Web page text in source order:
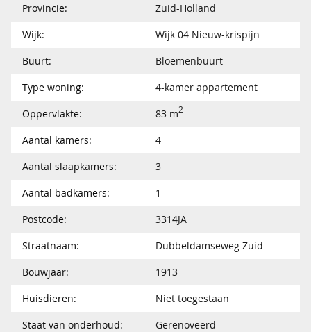
Provincie:
Zuid-Holland
Wijk:
Wijk 04 Nieuw-krispijn
Buurt:
Bloemenbuurt
Type woning:
4-kamer appartement
Oppervlakte:
83 m2
Aantal kamers:
4
Aantal slaapkamers:
3
Aantal badkamers:
1
Postcode:
3314JA
Straatnaam:
Dubbeldamseweg Zuid
Bouwjaar:
1913
Huisdieren:
Niet toegestaan
Staat van onderhoud:
Gerenoveerd